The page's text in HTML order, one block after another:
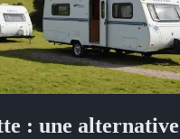
: une alternative